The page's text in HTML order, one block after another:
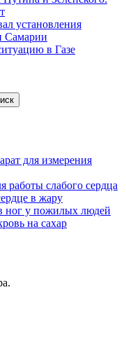
установления
Самарии
в Газе
для измерения
работы слабого сердца
в жару
ног у пожилых людей
на сахар